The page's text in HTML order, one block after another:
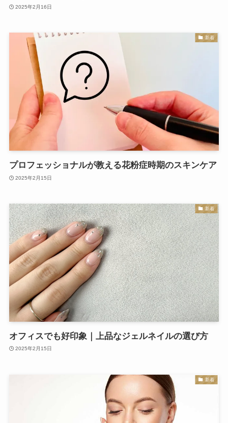
2025年2月16日
新着
プロフェッショナルが教える花粉症時期のスキンケア
2025年2月15日
新着
オフィスでも好印象｜上品なジェルネイルの選び方
2025年2月15日
新着